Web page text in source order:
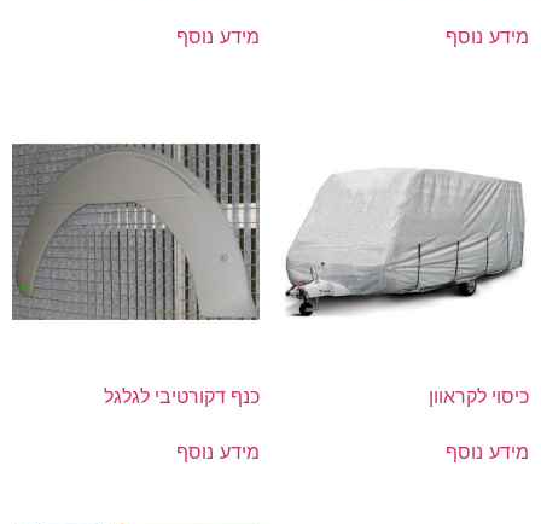
מידע נוסף מידע נוסף
כיסוי לקראוון
מידע נוסף
כנף דקורטיבי לגלגל
מידע נוסף